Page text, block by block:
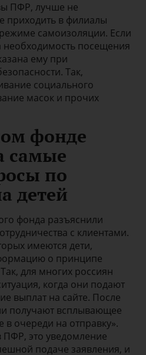
ПФР, лучше не
приходить в филиалы
самоизоляции. Если
необходимость посещения
ему при
Так,
социального
масок и прочих
фонде
самые
по
детей
фонда разъяснили
с клиентами.
имеются дети,
о принципе
для многих россиян
когда они подают
выплат на сайте. После
получают всплывающее
очереди на отправку».
это уведомление
подаче заявления, и